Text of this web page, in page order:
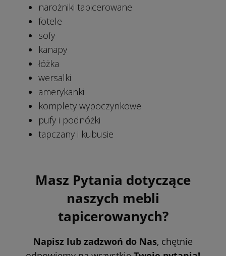
narożniki tapicerowane
fotele
sofy
kanapy
łóżka
wersalki
amerykanki
komplety wypoczynkowe
pufy i podnóżki
tapczany i kubusie
Masz Pytania dotyczące
naszych mebli
tapicerowanych?
Napisz lub zadzwoń do Nas, chętnie